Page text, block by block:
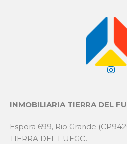
INMOBILIARIA TIERRA DEL
Espora 699, Rio Grande
TIERRA DEL FUEGO.